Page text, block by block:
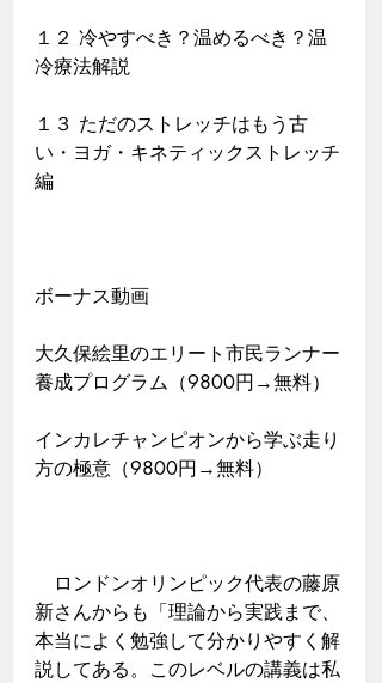
１２ 冷やすべき？温めるべき？温
冷療法解説
１３ ただのストレッチはもう古
い・ヨガ・キネティックストレッチ
編​​
ボーナス動画
大久保絵里のエリート市民ランナー
養成プログラム（9800円→無料）
インカレチャンピオンから学ぶ走り
方の極意（9800円→無料）
ロンドンオリンピック代表の藤原
新さんからも「理論から実践まで、
本当によく勉強して分かりやすく解
説してある。このレベルの講義は私